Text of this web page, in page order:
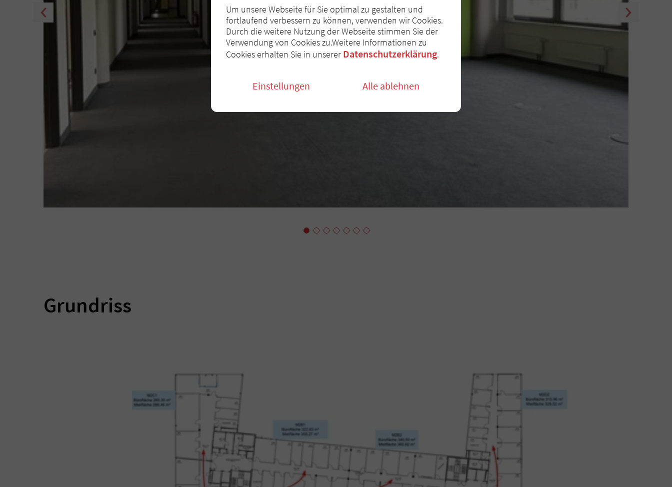
Grundriss
Um unsere Webseite für Sie optimal zu gestalten und
fortlaufend verbessern zu können, verwenden wir Cookies.
Durch die weitere Nutzung der Webseite stimmen Sie der
Verwendung von Cookies zu.Weitere Informationen zu
Cookies erhalten Sie in unserer Datenschutzerklärung.
Einstellungen Alle ablehnen